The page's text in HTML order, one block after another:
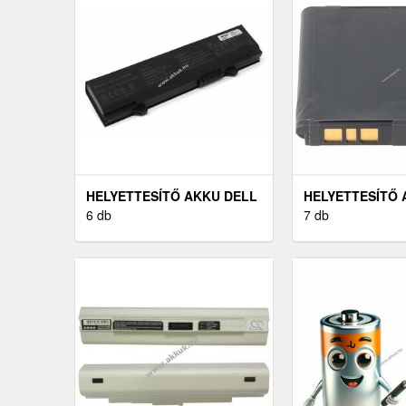
HELYETTESÍTŐ AKKU DELL
TÍPUS MT186
6 db
HELYETTESÍTŐ
SONY-ERICSSON
7 db